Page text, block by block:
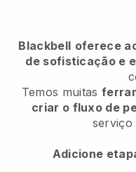
Blackbell oferece
de sofisticação e
Temos muitas
criar o fluxo de
serviço
Adicione